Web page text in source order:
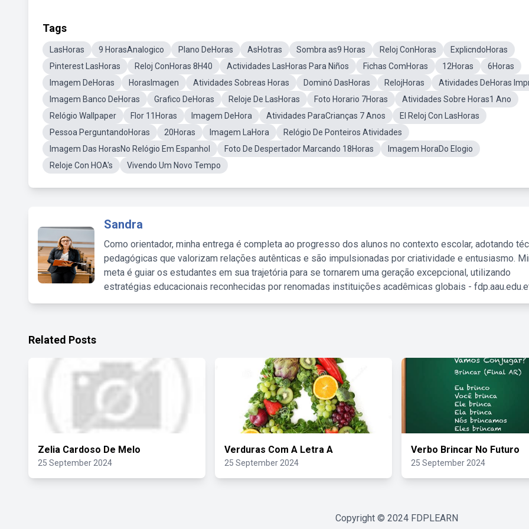
Tags
LasHoras 9 HorasAnalogico Plano DeHoras AsHotras Sombra as9 Horas Reloj ConHoras
ExplicndoHoras
Pinterest LasHoras
Reloj ConHoras 8H40 Actividades LasHoras Para Niños Fichas ComHoras 12Horas
6Horas
Imagem DeHoras
HorasImagen Atividades Sobreas Horas Dominó DasHoras RelojHoras
Atividades DeHoras
Imagem Banco DeHoras
Grafico DeHoras Reloje De LasHoras Foto Horario 7Horas
Atividades Sobre Horas1 Ano
Relógio Wallpaper
Flor 11Horas Imagem DeHora Atividades ParaCrianças 7 Anos
El Reloj Con LasHoras
Pessoa PerguntandoHoras
20Horas Imagem LaHora
Relógio De Ponteiros Atividades
Imagem Das HorasNo Relógio Em Espanhol
Foto De Despertador Marcando 18Horas
Imagem HoraDo Elogio
Reloje Con HOA's
Vivendo Um Novo Tempo
Sandra
Como orientador, minha entrega é completa ao progresso dos alunos no contexto escolar, adotando
pedagógicas que valorizam relações autênticas e são impulsionadas por criatividade e entusiasmo.
meta é guiar os estudantes em sua trajetória para se tornarem uma geração excepcional, utilizando
estratégias educacionais reconhecidas por renomadas instituições acadêmicas globais -
Related Posts
Zelia Cardoso De Melo
25 September 2024
Verduras Com A Letra A
25 September 2024
Verbo Brincar No Futuro
25 September 2024
Copyright © 2024 FDPLEARN